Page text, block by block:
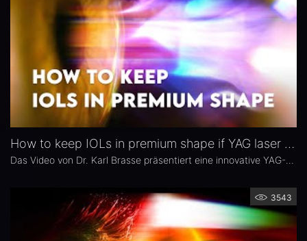
How to keep IOLs in premium shape if YAG laser treatment due to PCO is necessary
3543